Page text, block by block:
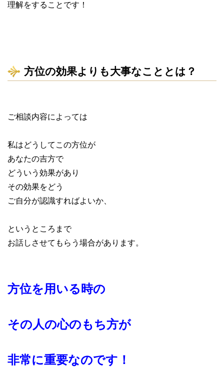
理解をすることです！
方位の効果よりも大事なこととは？
ご相談内容によっては
私はどうしてこの方位が
あなたの吉方で
どういう効果があり
その効果をどう
ご自分が認識すればよいか、
というところまで
お話しさせてもらう場合があります。
方位を用いる時の
その人の心のもち方が
非常に重要なのです！